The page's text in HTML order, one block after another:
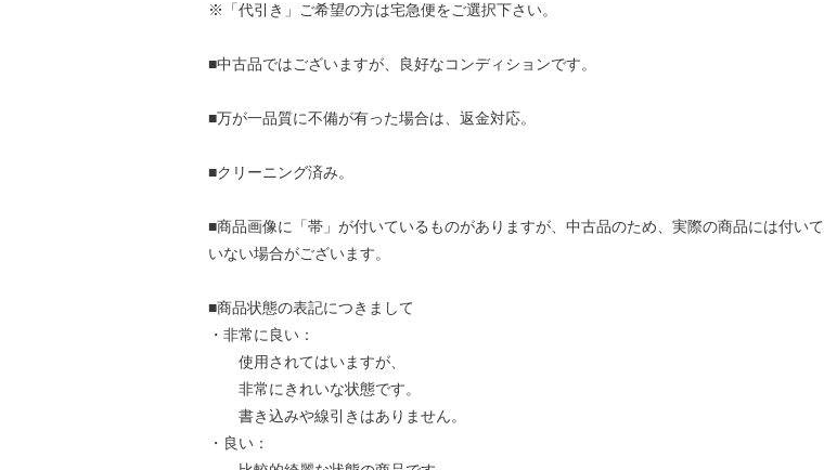
※「代引き」ご希望の方は宅急便をご選択下さい。
■中古品ではございますが、良好なコンディションです。
■万が一品質に不備が有った場合は、返金対応。
■クリーニング済み。
■商品画像に「帯」が付いているものがありますが、中古品のため、実際の商品には付いて
いない場合がございます。
■商品状態の表記につきまして
・非常に良い：
使用されてはいますが、
非常にきれいな状態です。
書き込みや線引きはありません。
・良い：